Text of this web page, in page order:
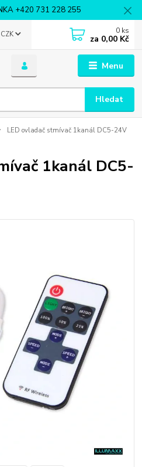
+420 731 228 255
Menu
CZK
Hledat
0 ks
za 0,00 Kč
LED ovladač stmívač 1kanál DC5-24V
1kanál DC5-